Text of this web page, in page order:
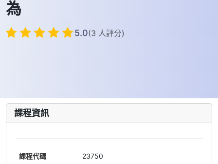
為
5.0(3 人評分)
課程資訊
課程代碼 23750